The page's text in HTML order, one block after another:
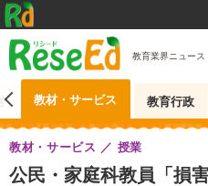
教育業界ニュース
教材・サービス 教育行政
公民・家庭科教員「損
教材・サービス 授業